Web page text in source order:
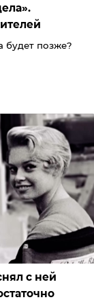
будет позже?
с ней